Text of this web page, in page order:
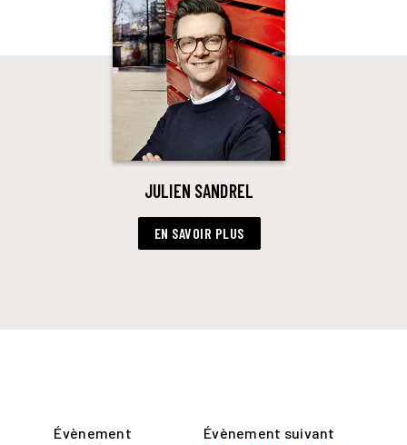
JULIEN SANDREL
EN SAVOIR PLUS
Évènement
Évènement suivant